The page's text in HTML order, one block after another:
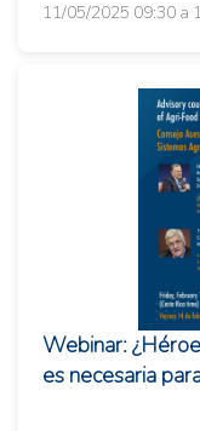
11/05/2025 09:30 a
Webinar:
es necesaria